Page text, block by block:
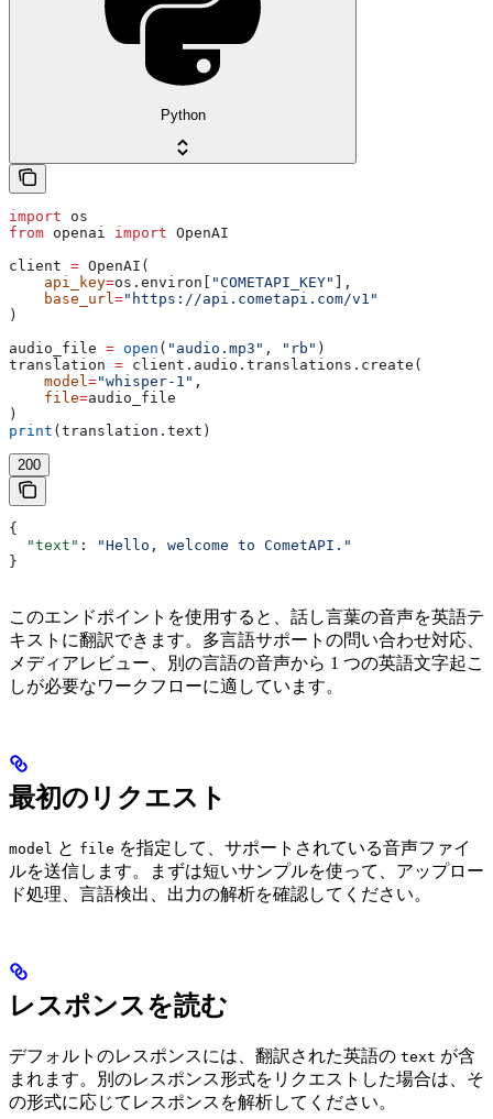
Python
import os
from openai import OpenAI
client = OpenAI(
    api_key
=os.environ[ "COMETAPI_KEY"
],
    base_url
="https://api.cometapi.com/v1"
)
audio_file = open ( "audio.mp3" , "rb" )
translation = client.audio.translations.create(
    model
="whisper-1" ,
    file
=audio_file
)
print (translation.text)
200
{
  "text"
:
"Hello, welcome to CometAPI."
}
このエンドポイントを使用すると、話し言葉の音声を英語テ
キストに翻訳できます。多言語サポートの問い合わせ対応、
メディアレビュー、別の言語の音声から 1 つの英語文字起こ
しが必要なワークフローに適しています。
最初のリクエスト
model と file を指定して、サポートされている音声ファイ
ルを送信します。まずは短いサンプルを使って、アップロー
ド処理、言語検出、出力の解析を確認してください。
レスポンスを読む
デフォルトのレスポンスには、翻訳された英語の text が含
まれます。別のレスポンス形式をリクエストした場合は、そ
の形式に応じてレスポンスを解析してください。